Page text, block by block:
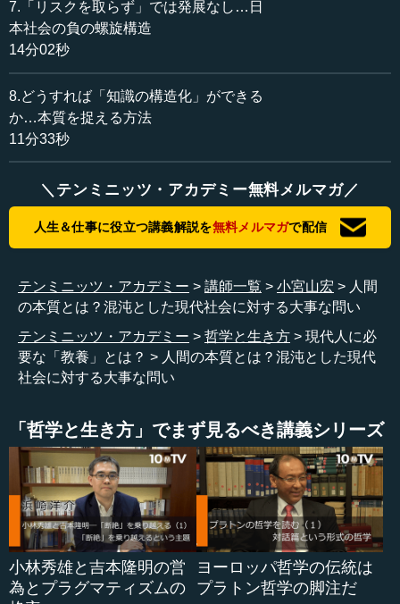
詰めていくと、大きなコストがかかることになります。議
論というのは力がいるし、疲れるし、本当に大変なことで
す。だけど、それをしないよりもしたほうが絶対にみんな
の満足度は増えるし、よい結果を生むと思われるので、議
論は絶対にしたほうがいい。
一方、雑談のほうは、ふと思いがけず、いろいろなとこ
環境では「雑談などするな」となりますが）、実は厚みの
あることだと思います。
長谷川 そうだと思います。オンラインでは、そこでつな
がっている人ではない、例えばこの人（となりの人）とだ
けコソコソとか、そういう雑談がない。それは（雑談も大
事という意味で）足を引っ張りますね。
―― 職場でも、意外と雑談のようなことから始めたほう
が（議論は）早く進むというところがありますからね。
長谷川 あります。
小宮山 今の分類でいうと、雑談が議論になることもあり
ますね。
―― 確かにそうですね。やはりそういうところを日本と
7.「リスクを取らず」では発展なし…日
本社会の負の螺旋構造
14分02秒
8.どうすれば「知識の構造化」ができる
か…本質を捉える方法
11分33秒
＼テンミニッツ・アカデミー無料メルマガ／
人生＆仕事に役立つ講義解説を無料メルマガで配信
テンミニッツ・アカデミー 講師一覧 小宮山宏
人間
の本質とは？混沌とした現代社会に対する大事な問い
テンミニッツ・アカデミー
哲学と生き方
現代人に必
要な「教養」とは？
人間の本質とは？混沌とした現代
社会に対する大事な問い
「哲学と生き方」でまず見るべき講義シリーズ
小林秀雄と吉本隆明の営
為とプラグマティズムの
ヨーロッパ哲学の伝統は
プラトン哲学の脚注だ